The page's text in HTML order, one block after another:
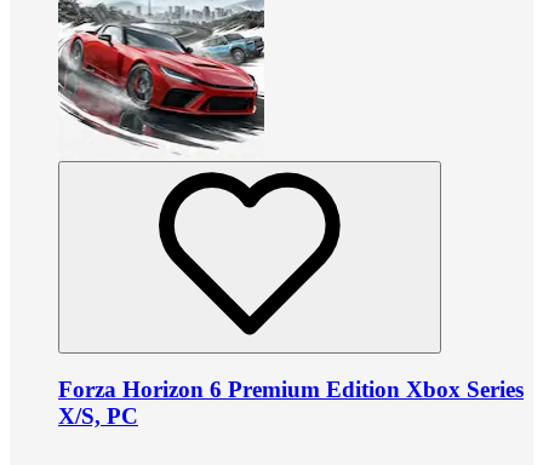
Forza Horizon 6 Premium Edition Xbox Series
X/S, PC